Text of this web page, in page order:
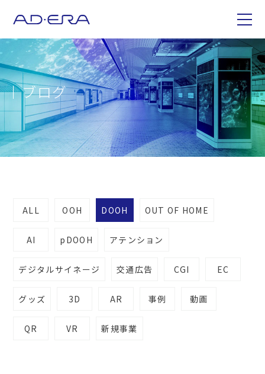
ブログ
ALL OOH DOOH OUT OF HOME
AI pDOOH アテンション
デジタルサイネージ 交通広告 CGI EC
グッズ 3D AR 事例 動画
QR VR 新規事業